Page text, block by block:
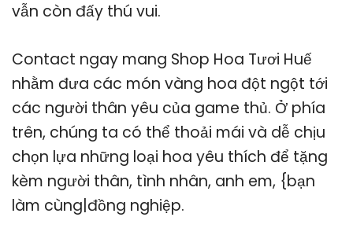
vẫn còn đấy thú vui.
Contact ngay mang Shop Hoa Tươi Huế
nhằm đưa các món vàng hoa đột ngột tới
các người thân yêu của game thủ. Ở phía
trên, chúng ta có thể thoải mái và dễ chịu
chọn lựa những loại hoa yêu thích để tặng
kèm người thân, tình nhân, anh em, {bạn
làm cùng|đồng nghiệp.